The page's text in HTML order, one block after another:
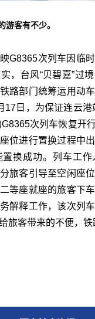
游客有不少。
G8365次列车因临
，台风“贝碧嘉”过
路部门统筹运用动
17日，为保证连云
次列车恢复开
位进行置换过程中
换成功。列车工
旅客引导至空闲座
等座就座的旅客下
解释工作，该次列
旅客带来的不便，铁